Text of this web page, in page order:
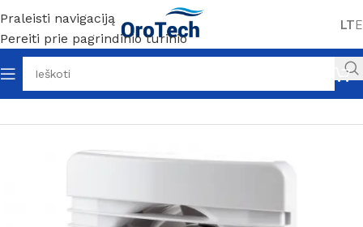
Praleisti navigaciją
Pereiti prie pagrindinio turinio
LT
Pradžia Vėdinimas Ištraukimo ventiliatoriai